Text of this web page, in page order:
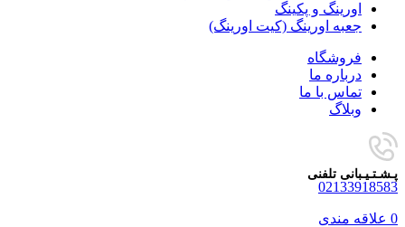
اورینگ و پکینگ
جعبه اورینگ (کیت اورینگ)
فروشگاه
درباره ما
تماس با ما
وبلاگ
پـشـتـیـبانی تلفنی
02133918583
0 علاقه مندی